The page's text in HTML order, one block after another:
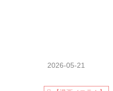
2026-05-21